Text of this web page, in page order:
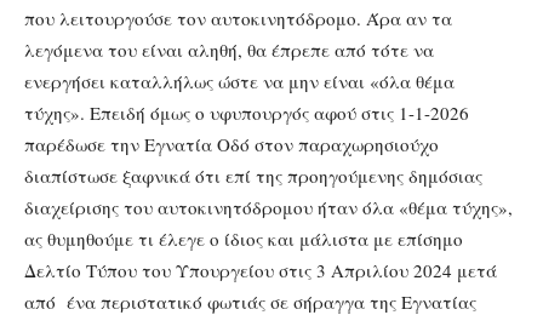
που λειτουργούσε τον αυτοκινητόδρομο. Άρα αν τα
λεγόμενα του είναι αληθή, θα έπρεπε από τότε να
ενεργήσει καταλλήλως ώστε να μην είναι «όλα θέμα
τύχης». Επειδή όμως ο υφυπουργός αφού στις 1-1-2026
παρέδωσε την Εγνατία Οδό στον παραχωρησιούχο
διαπίστωσε ξαφνικά ότι επί της προηγούμενης δημόσιας
διαχείρισης του αυτοκινητόδρομου ήταν όλα «θέμα τύχης»,
ας θυμηθούμε τι έλεγε ο ίδιος και μάλιστα με επίσημο
Δελτίο Τύπου του Υπουργείου στις 3 Απριλίου 2024 μετά
από ένα περιστατικό φωτιάς σε σήραγγα της Εγνατίας